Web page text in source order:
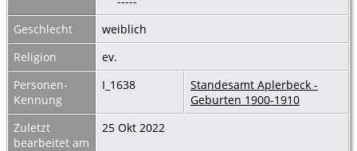
Geschlecht
weiblich
Religion
ev.
Personen-
Kennung
I_1638
Standesamt Aplerbeck -
Geburten 1900-1910
Zuletzt
bearbeitet am
25 Okt 2022